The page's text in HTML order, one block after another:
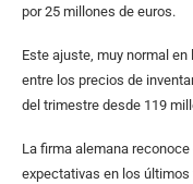
por 25 millones de euros.
Este ajuste, muy normal
entre los precios de
del trimestre desde 119
La firma alemana
expectativas en los